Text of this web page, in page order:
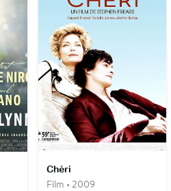
Chéri
Film • 2009